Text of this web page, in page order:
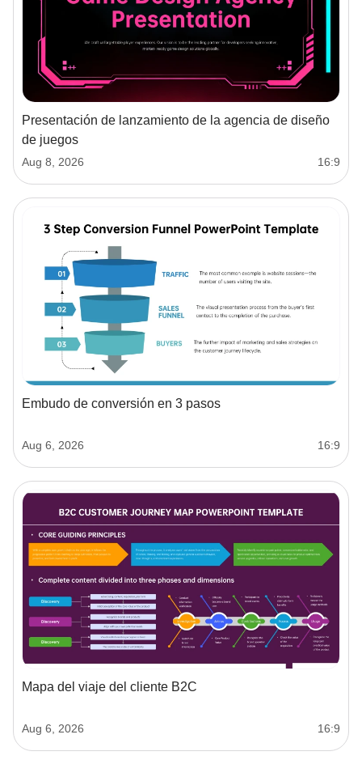
Presentación de lanzamiento de la agencia de diseño
de juegos
Aug 8, 2026 16:9
Embudo de conversión en 3 pasos
Aug 6, 2026 16:9
Mapa del viaje del cliente B2C
Aug 6, 2026 16:9